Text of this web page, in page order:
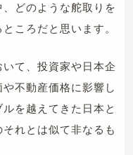
どのような舵取りを
ころだと思います。
て、投資家や日本企
不動産価格に影響し
を越えてきた日本と
れとは似て非なるも